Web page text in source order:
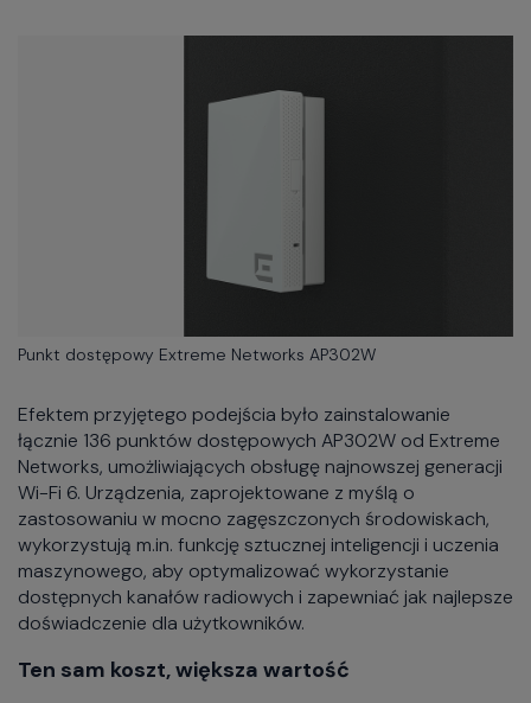
Punkt dostępowy Extreme Networks AP302W
Efektem przyjętego podejścia było zainstalowanie
łącznie 136 punktów dostępowych AP302W od Extreme
Networks, umożliwiających obsługę najnowszej generacji
Wi-Fi 6. Urządzenia, zaprojektowane z myślą o
zastosowaniu w mocno zagęszczonych środowiskach,
wykorzystują m.in. funkcję sztucznej inteligencji i uczenia
maszynowego, aby optymalizować wykorzystanie
dostępnych kanałów radiowych i zapewniać jak najlepsze
doświadczenie dla użytkowników.
Ten sam koszt, większa wartość